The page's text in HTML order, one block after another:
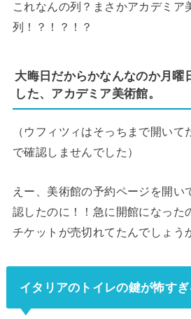
これなんの列？まさかアカデミア
列！？！？！？
大晦日だからかなんなのか月曜
した、アカデミア美術館。
（ウフィツィはそっちまで開い
で確認しませんでした）
えー、美術館の予約ページを開い
認したのに！！急に開館になった
チケットが売切れてたんでしょう
イタリアのトイレの鍵が怖すぎ